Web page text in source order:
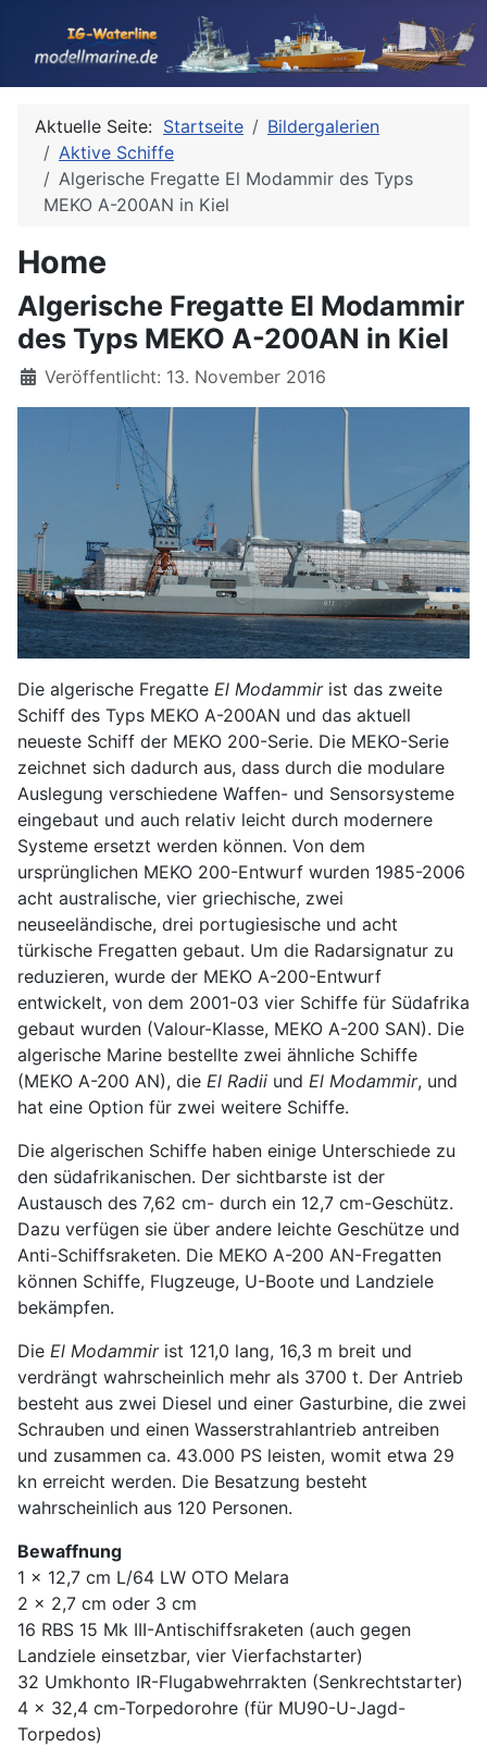
Aktuelle Seite: Startseite
Bildergalerien
Aktive Schiffe
Algerische Fregatte El Modammir des Typs
MEKO A-200AN in Kiel
Home
Algerische Fregatte El Modammir
des Typs MEKO A-200AN in Kiel
Details
Veröffentlicht: 13. November 2016
Die algerische Fregatte El Modammirist das zweite
Schiff des Typs MEKO A-200AN und das aktuell
neueste Schiff der MEKO 200-Serie. Die MEKO-Serie
zeichnet sich dadurch aus, dass durch die modulare
Auslegung verschiedene Waffen- und Sensorsysteme
eingebaut und auch relativ leicht durch modernere
Systeme ersetzt werden können. Von dem
ursprünglichen MEKO 200-Entwurf wurden 1985-2006
acht australische, vier griechische, zwei
neuseeländische, drei portugiesische und acht
türkische Fregatten gebaut. Um die Radarsignatur zu
reduzieren, wurde der MEKO A-200-Entwurf
entwickelt, von dem 2001-03 vier Schiffe für Südafrika
gebaut wurden (Valour-Klasse, MEKO A-200 SAN). Die
algerische Marine bestellte zwei ähnliche Schiffe
(MEKO A-200 AN), die El Radii und El Modammir, und
hat eine Option für zwei weitere Schiffe.
Die algerischen Schiffe haben einige Unterschiede zu
den südafrikanischen. Der sichtbarste ist der
Austausch des 7,62 cm- durch ein 12,7 cm-Geschütz.
Dazu verfügen sie über andere leichte Geschütze und
Anti-Schiffsraketen. Die MEKO A-200 AN-Fregatten
können Schiffe, Flugzeuge, U-Boote und Landziele
bekämpfen.
Die El Modammirist 121,0 lang, 16,3 m breit und
verdrängt wahrscheinlich mehr als 3700 t. Der Antrieb
besteht aus zwei Diesel und einer Gasturbine, die zwei
Schrauben und einen Wasserstrahlantrieb antreiben
und zusammen ca. 43.000 PS leisten, womit etwa 29
kn erreicht werden. Die Besatzung besteht
wahrscheinlich aus 120 Personen.
Bewaffnung
1 x 12,7 cm L/64 LW OTO Melara
2 x 2,7 cm oder 3 cm
16 RBS 15 Mk III-Antischiffsraketen (auch gegen
Landziele einsetzbar, vier Vierfachstarter)
32 Umkhonto IR-Flugabwehrrakten (Senkrechtstarter)
4 x 32,4 cm-Torpedorohre (für MU90-U-Jagd-
Torpedos)